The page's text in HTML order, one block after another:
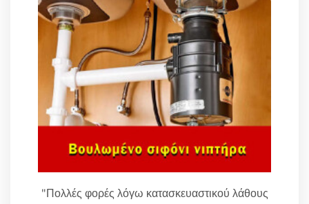
"Πολλές φορές λόγω κατασκευαστικού λάθους